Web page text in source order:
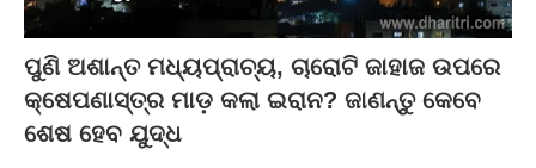
ପୁଣି ଅଶାନ୍ତ ମଧ୍ୟପ୍ରାଚ୍ୟ, ଚାରୋଟି ଜାହାଜ ଉପରେ
କ୍ଷେପଣାସ୍ତ୍ର ମାଡ଼ କଲା ଇରାନ? ଜାଣନ୍ତୁ କେବେ
ଶେଷ ହେବ ଯୁଦ୍ଧ